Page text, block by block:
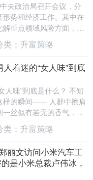
央政治局召开会议，分
势和经济工作。其中在
重点领域风险方面，要
政府债务风险，着力解决
....
类： 升富策略
着迷的“女人味”到底
人味”到底是什么？ 不知
样的瞬间—— 人群中擦肩
丝似有若无的香气，顿
便看不清背影，你也会在
类： 升富策略
丽文访问小米汽车工
是小米总裁卢伟冰，